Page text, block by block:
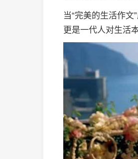
当“完美的生活作文
更是一代人对生活